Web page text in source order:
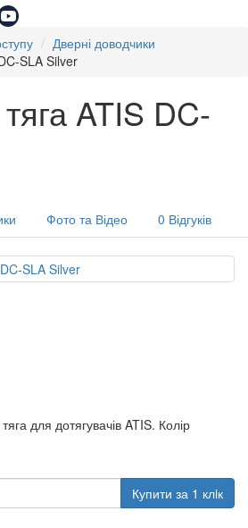
Дверні доводчики
SLA Silver
ATIS DC-
Фото та Відео 0 Відгуків
для дотягувачів ATIS. Колір
Купити за 1 клiк